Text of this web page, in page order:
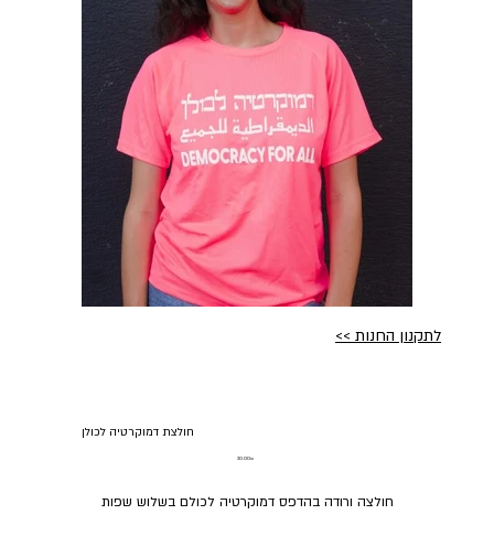
חולצת דמוקרטיה לכולן
מחיר‏20.00 ‏₪
חולצה ורודה בהדפס דמוקרטיה לכולם בשלוש שפות
לתקנון החנות >>